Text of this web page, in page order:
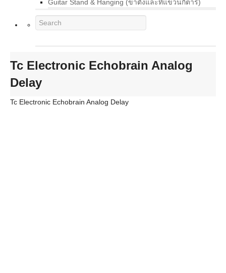
Guitar Stand & Hanging (ขาตั้งและที่แขวนกีตาร์)
Tc Electronic Echobrain Analog
Delay
Tc Electronic Echobrain Analog Delay